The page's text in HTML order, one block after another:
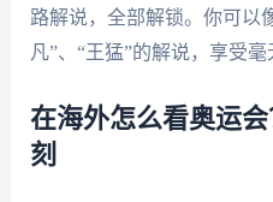
路解说，全部解锁。你可以
凡”、“王猛”的解说，享受毫
在海外怎么看奥运
刻